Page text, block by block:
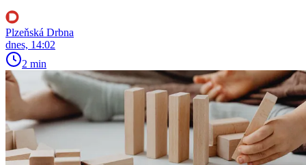
Plzeňská Drbna
dnes, 14:02
2 min